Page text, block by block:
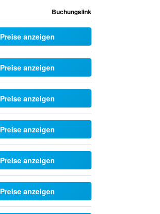
Buchungslink
Preise anzeigen
Preise anzeigen
Preise anzeigen
Preise anzeigen
Preise anzeigen
Preise anzeigen